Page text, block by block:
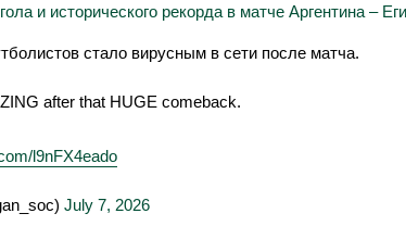
и исторического рекорда в матче Аргентина –
стало вирусным в сети после матча.
after that HUGE comeback.
l9nFX4eado
July 7, 2026